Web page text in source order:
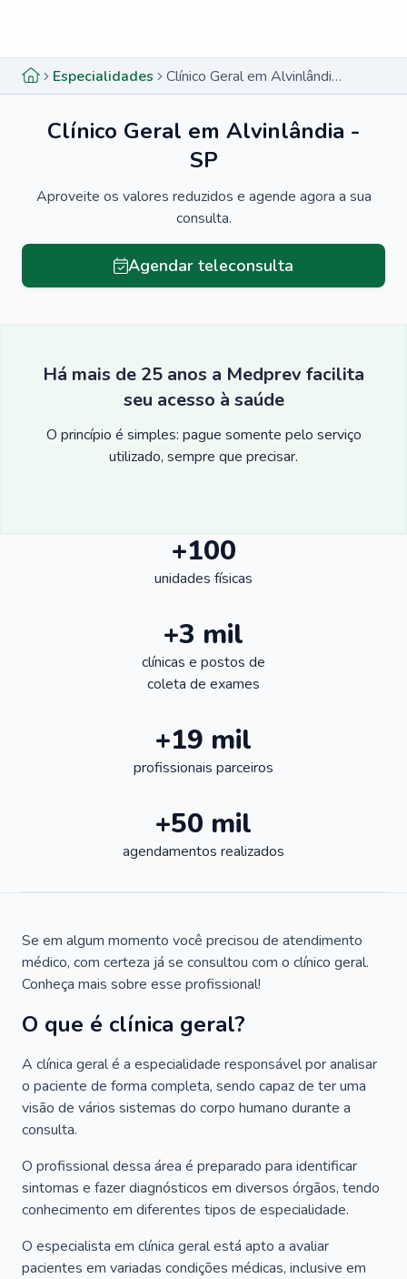
Especialidades Clínico Geral em Alvinlândia - SP
Clínico Geral em Alvinlândia -
SP
Aproveite os valores reduzidos e agende agora a sua
consulta.
Agendar teleconsulta
Há mais de 25 anos a Medprev facilita
seu acesso à saúde
O princípio é simples: pague somente pelo serviço
utilizado, sempre que precisar.
+100
unidades físicas
+3 mil
clínicas e postos de
coleta de exames
+19 mil
profissionais parceiros
+50 mil
agendamentos realizados
Se em algum momento você precisou de atendimento
médico, com certeza já se consultou com o clínico geral.
Conheça mais sobre esse profissional!
O que é clínica geral?
A clínica geral é a especialidade responsável por analisar
o paciente de forma completa, sendo capaz de ter uma
visão de vários sistemas do corpo humano durante a
consulta.
O profissional dessa área é preparado para identificar
sintomas e fazer diagnósticos em diversos órgãos, tendo
conhecimento em diferentes tipos de especialidade.
O especialista em clínica geral está apto a avaliar
pacientes em variadas condições médicas, inclusive em